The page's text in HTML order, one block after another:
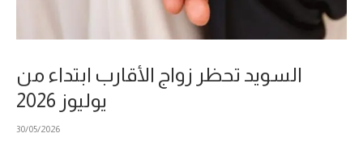
السويد تحظر زواج الأقارب ابتداء من
يوليوز 2026
30/05/2026